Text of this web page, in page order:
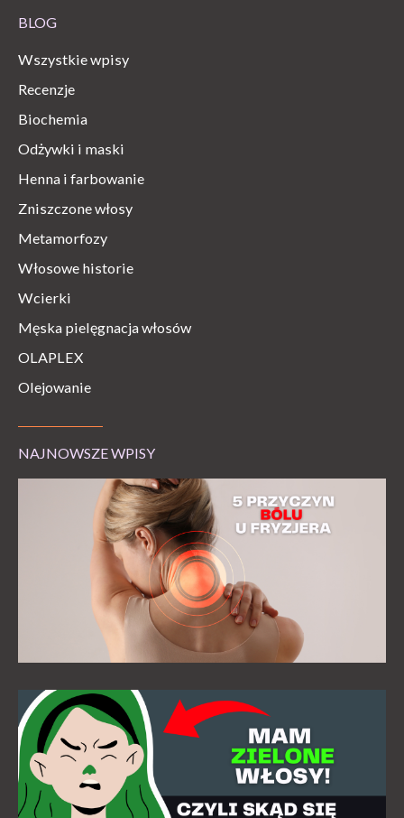
BLOG
Wszystkie wpisy
Recenzje
Biochemia
Odżywki i maski
Henna i farbowanie
Zniszczone włosy
Metamorfozy
Włosowe historie
Wcierki
Męska pielęgnacja włosów
OLAPLEX
Olejowanie
NAJNOWSZE WPISY